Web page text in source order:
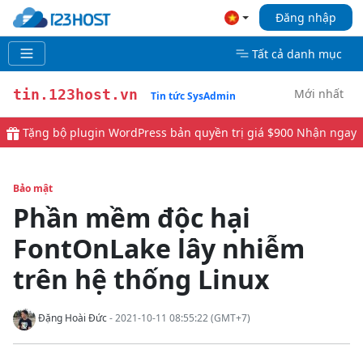
Đăng nhập
Tất cả danh mục
tin.123host.vn Tin tức SysAdmin Mới nhất
Tặng bộ plugin WordPress bản quyền trị giá $900 Nhận ngay
Bảo mật
Phần mềm độc hại
FontOnLake lây nhiễm
trên hệ thống Linux
Đặng Hoài Đức- 2021-10-11 08:55:22 (GMT+7)